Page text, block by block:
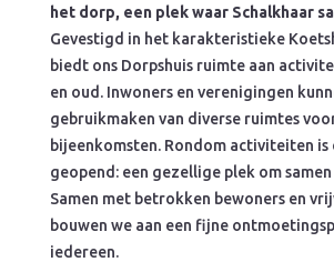
het dorp, een plek waar Schalkhaar
Gevestigd in het karakteristieke
biedt ons Dorpshuis ruimte aan
en oud. Inwoners en verenigingen
gebruikmaken van diverse ruimtes
bijeenkomsten. Rondom activiteiten is
geopend: een gezellige plek om
Samen met betrokken bewoners en
bouwen we aan een fijne
iedereen.